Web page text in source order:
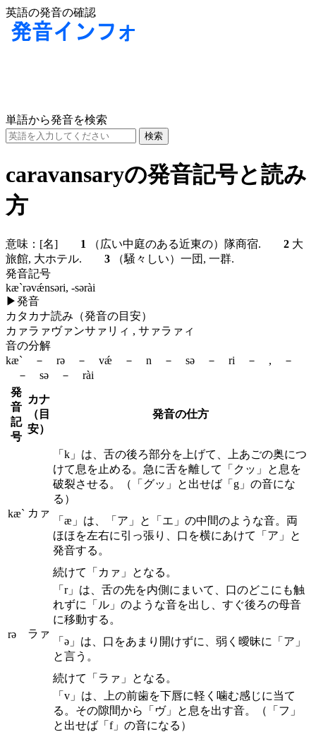
英語の発音の確認
単語から発音を検索
caravansaryの発音記号と読み
方
意味： [名] 1 （広い中庭のある近東の）隊商宿. 2 大
旅館, 大ホテル. 3 （騒々しい）一団, 一群.
発音記号
kæ`rəvǽnsəri, -sərài
▶発音
カタカナ読み（発音の目安）
カァラァヴァンサァリィ , サァラァィ
音の分解
kæ` － rə － vǽ － n － sə － ri － , －
－ sə － rài
発
音
記
号
カナ
（目
安）
発音の仕方
kæ` カァ
「k」は、舌の後ろ部分を上げて、上あごの奥につ
けて息を止める。急に舌を離して「クッ」と息を
破裂させる。（「グッ」と出せば「g」の音にな
る）
「æ」は、「ア」と「エ」の中間のような音。両
ほほを左右に引っ張り、口を横にあけて「ア」と
発音する。
続けて「カァ」となる。
rə ラァ
「r」は、舌の先を内側にまいて、口のどこにも触
れずに「ル」のような音を出し、すぐ後ろの母音
に移動する。
「ə」は、口をあまり開けずに、弱く曖昧に「ア」
と言う。
続けて「ラァ」となる。
「v」は、上の前歯を下唇に軽く噛む感じに当て
る。その隙間から「ヴ」と息を出す音。（「フ」
と出せば「f」の音になる）